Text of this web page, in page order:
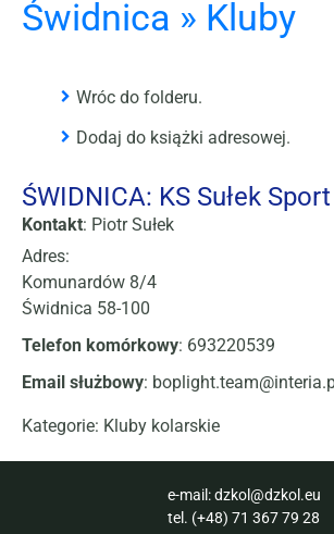
Świdnica » Kluby
Wróc do folderu.
Dodaj do książki adresowej.
ŚWIDNICA: KS Sułek
Kontakt: Piotr Sułek
Adres:
Komunardów 8/4
Świdnica 58-100
Telefon komórkowy: 693220539
Email służbowy:
Kategorie: Kluby kolarskie
e-mail:dzkol@dzkol.eu
tel. (+48) 71 367 79 28